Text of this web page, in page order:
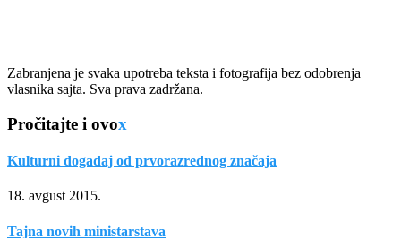
Zabranjena je svaka upotreba teksta i fotografija bez odobrenja
vlasnika sajta. Sva prava zadržana.
Pročitajte i ovox
Kulturni događaj od prvorazrednog značaja
18. avgust 2015.
Tajna novih ministarstava